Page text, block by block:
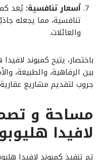
أسعار تنافسية: يُعد
تنافسية، مما يجعله
والعائلات.
باختصار، يتيح كمبوند
بين الرفاهية، والطبيعة،
جروب لتقديم مشاريع
مساحة و
لافيدا
تم تنفيذ كمبوند لافيدا